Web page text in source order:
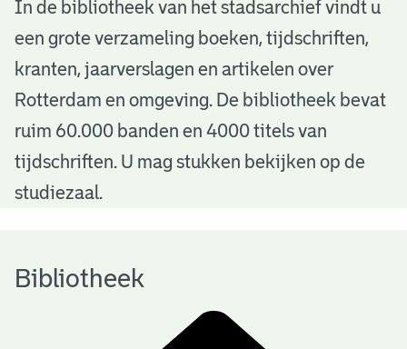
B
b
o
h
In de bibliotheek van het stadsarchief vindt u
een grote verzameling boeken, tijdschriften,
kranten, jaarverslagen en artikelen over
Rotterdam en omgeving. De bibliotheek bevat
ruim 60.000 banden en 4000 titels van
tijdschriften. U mag stukken bekijken op de
studiezaal.
Bibliotheek